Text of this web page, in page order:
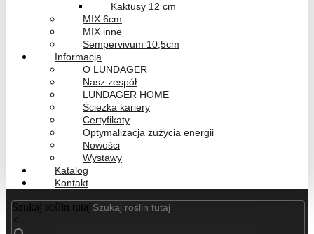
Kaktusy 12 cm
MIX 6cm
MIX inne
Sempervivum 10,5cm
Informacja
O LUNDAGER
Nasz zespół
LUNDAGER HOME
Ścieżka kariery
Certyfikaty
Optymalizacja zużycia energii
Nowości
Wystawy
Katalog
Kontakt
Szukaj roślin tutaj
×